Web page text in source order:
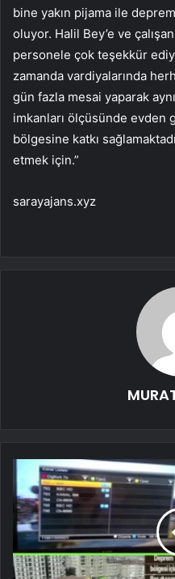
bine yakın pijama ile
oluyor. Halil Bey’e ve
personele çok teşekkür
zamanda vardiyalarında
gün fazla mesai yaparak
imkanları ölçüsünde evden
bölgesine katkı
etmek için.”
sarayajans.xyz